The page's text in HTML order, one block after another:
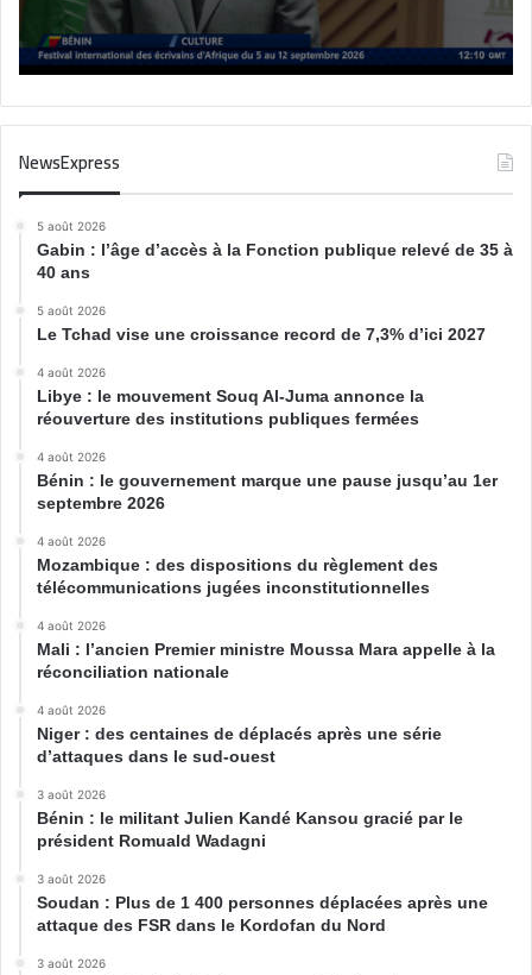
NewsExpress
5 août 2026
Gabin : l’âge d’accès à la Fonction publique relevé de 35 à
40 ans
5 août 2026
Le Tchad vise une croissance record de 7,3% d’ici 2027
4 août 2026
Libye : le mouvement Souq Al-Juma annonce la
réouverture des institutions publiques fermées
4 août 2026
Bénin : le gouvernement marque une pause jusqu’au 1er
septembre 2026
4 août 2026
Mozambique : des dispositions du règlement des
télécommunications jugées inconstitutionnelles
4 août 2026
Mali : l’ancien Premier ministre Moussa Mara appelle à la
réconciliation nationale
4 août 2026
Niger : des centaines de déplacés après une série
d’attaques dans le sud-ouest
3 août 2026
Bénin : le militant Julien Kandé Kansou gracié par le
président Romuald Wadagni
3 août 2026
Soudan : Plus de 1 400 personnes déplacées après une
attaque des FSR dans le Kordofan du Nord
3 août 2026